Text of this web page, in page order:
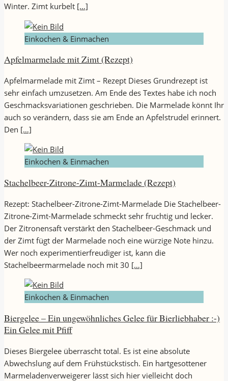
Winter. Zimt kurbelt […]
Einkochen & Einmachen
Apfelmarmelade mit Zimt (Rezept)
Apfelmarmelade mit Zimt – Rezept Dieses Grundrezept ist
sehr einfach umzusetzen. Am Ende des Textes habe ich noch
Geschmacksvariationen geschrieben. Die Marmelade könnt Ihr
auch so verändern, dass sie am Ende an Apfelstrudel erinnert.
Den […]
Einkochen & Einmachen
Stachelbeer-Zitrone-Zimt-Marmelade (Rezept)
Rezept: Stachelbeer-Zitrone-Zimt-Marmelade Die Stachelbeer-
Zitrone-Zimt-Marmelade schmeckt sehr fruchtig und lecker.
Der Zitronensaft verstärkt den Stachelbeer-Geschmack und
der Zimt fügt der Marmelade noch eine würzige Note hinzu.
Wer noch experimentierfreudiger ist, kann die
Stachelbeermarmelade noch mit 30 […]
Einkochen & Einmachen
Biergelee – Ein ungewöhnliches Gelee für Bierliebhaber :-)
Ein Gelee mit Pfiff
Dieses Biergelee überrascht total. Es ist eine absolute
Abwechslung auf dem Frühstückstisch. Ein hartgesottener
Marmeladenverweigerer lässt sich hier vielleicht doch